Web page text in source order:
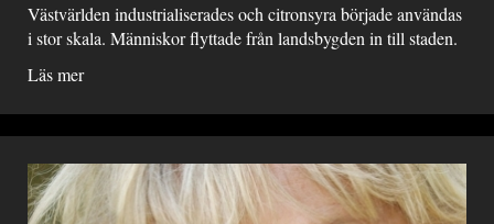
Västvärlden industrialiserades och citronsyra började användas
i stor skala. Människor flyttade från landsbygden in till staden.
Läs mer